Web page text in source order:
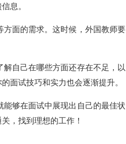
息。
面的需求。这时候，外国教师要
自己在哪些方面还存在不足，以
面试技巧和实力也会逐渐提升。
够在面试中展现出自己的最佳状
，找到理想的工作！